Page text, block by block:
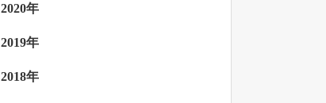
2020年
2019年
2018年